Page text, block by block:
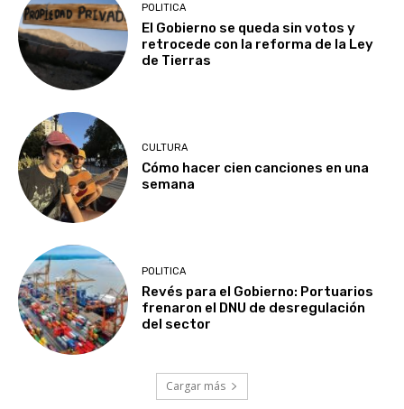
POLITICA
El Gobierno se queda sin votos y
retrocede con la reforma de la Ley
de Tierras
CULTURA
Cómo hacer cien canciones en una
semana
POLITICA
Revés para el Gobierno: Portuarios
frenaron el DNU de desregulación
del sector
Cargar más